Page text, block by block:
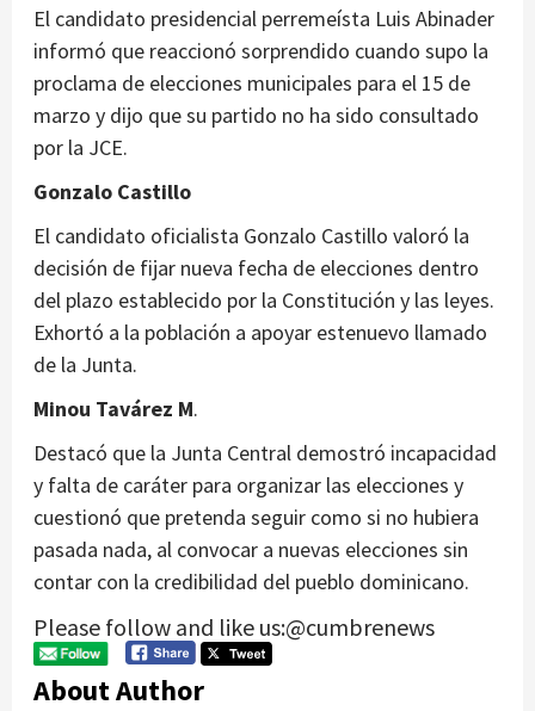
El candidato presidencial perremeísta Luis Abinader
informó que reaccionó sorprendido cuando supo la
proclama de elecciones municipales para el 15 de
marzo y dijo que su partido no ha sido consultado
por la JCE.
Gonzalo Castillo
El candidato oficialista Gonzalo Castillo valoró la
decisión de fijar nueva fecha de elecciones dentro
del plazo establecido por la Constitución y las leyes.
Exhortó a la población a apoyar estenuevo llamado
de la Junta.
Minou Tavárez M.
Destacó que la Junta Central demostró incapacidad
y falta de caráter para organizar las elecciones y
cuestionó que pretenda seguir como si no hubiera
pasada nada, al convocar a nuevas elecciones sin
contar con la credibilidad del pueblo dominicano.
Please follow and like us:@cumbrenews
About Author